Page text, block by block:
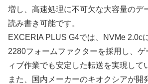
増し、高速処理に不可欠な大容量のデ
読み書き可能です。
EXCERIA PLUS G4では、NVMe 2.0c
2280フォームファクターを採用し、
ィブ作業でも安定した転送を実現して
また、国内メーカーのキオクシアが開